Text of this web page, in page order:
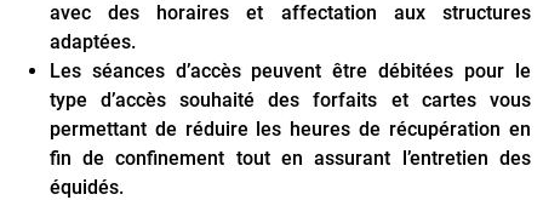
avec des horaires et affectation aux structures
adaptées.
Les séances d’accès peuvent être débitées pour le
type d’accès souhaité des forfaits et cartes vous
permettant de réduire les heures de récupération en
fin de confinement tout en assurant l’entretien des
équidés.